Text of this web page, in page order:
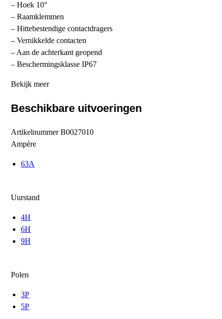
– Hoek 10°
– Raamklemmen
– Hittebestendige contactdragers
– Vernikkelde contacten
– Aan de achterkant geopend
– Beschermingsklasse IP67
Bekijk meer
Beschikbare uitvoeringen
ArtikelnummerB0027010
Ampère
63A
Uurstand
4H
6H
9H
Polen
3P
5P